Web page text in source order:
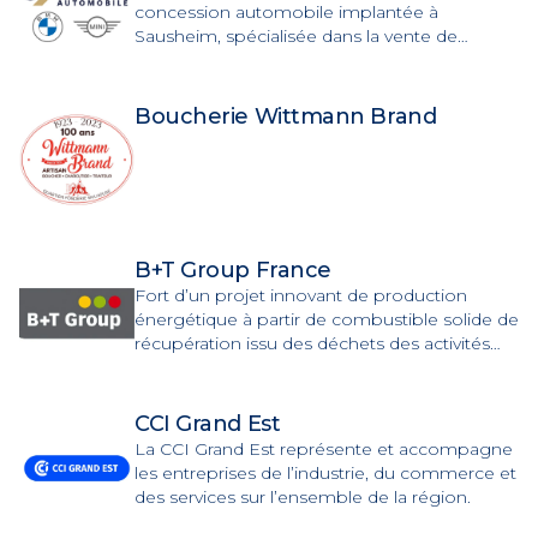
concession automobile implantée à
Sausheim, spécialisée dans la vente de
Boucherie Wittmann Brand
B+T Group France
Fort d’un projet innovant de production
énergétique à partir de combustible solide de
récupération issu des déchets des activités
apportons des solutions innovantes en
matière de décarbonation et de réduction
d’empreinte carbone sur le territoire.
CCI Grand Est
La CCI Grand Est représente et accompagne
les entreprises de l’industrie, du commerce et
des services sur l’ensemble de la région.